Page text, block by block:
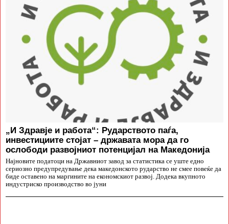
„И Здравје и работа“: Рударството паѓа,
инвестициите стојат – државата мора да го
ослободи развојниот потенцијал на Македонија
Најновите податоци на Државниот завод за статистика се уште едно
сериозно предупредување дека македонското рударство не смее повеќе да
биде оставено на маргините на економскиот развој. Додека вкупното
индустриско производство во јуни